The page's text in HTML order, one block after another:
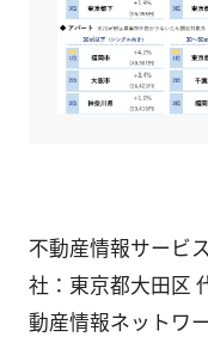
不動産情報サービ
社：東京都大田区
動産情報ネットワ